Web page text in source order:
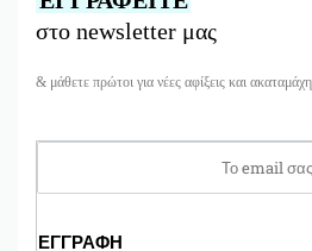
στο newsletter μας
& μάθετε πρώτοι για νέες αφίξεις και